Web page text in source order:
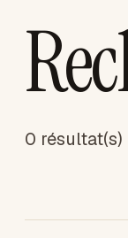
0